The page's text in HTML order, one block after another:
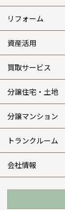
注文住宅 トップ
グレートステージ
クレステージ
施工事例
平屋の家
外観・インテリア
WEB住宅展示場
お近くの展示場
リフォーム
リフォーム トップ
リフォームメニュ
選ばれる理由
リフォームの流れ
介護保険利用で
カタログ請求（無
資産活用
資産活用 トップ
賃貸併用住宅のメ
安心のサポートシ
商品紹介
展示場案内
買取サービス
分譲住宅・土地
分譲マンション
分譲マンション
ワザックとは
高い信頼性
トランクルーム
会社情報
会社情報 トップ